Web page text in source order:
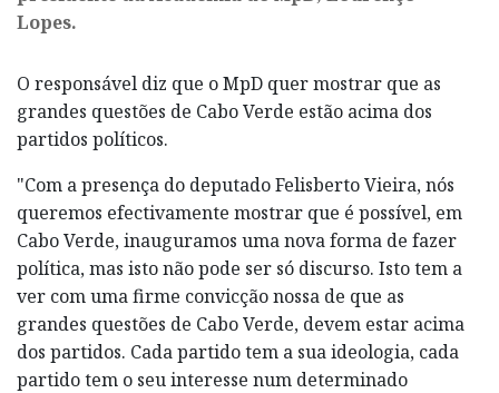
Lopes.
O responsável diz que o MpD quer mostrar que as
grandes questões de Cabo Verde estão acima dos
partidos políticos.
"Com a presença do deputado Felisberto Vieira, nós
queremos efectivamente mostrar que é possível, em
Cabo Verde, inauguramos uma nova forma de fazer
política, mas isto não pode ser só discurso. Isto tem a
ver com uma firme convicção nossa de que as
grandes questões de Cabo Verde, devem estar acima
dos partidos. Cada partido tem a sua ideologia, cada
partido tem o seu interesse num determinado